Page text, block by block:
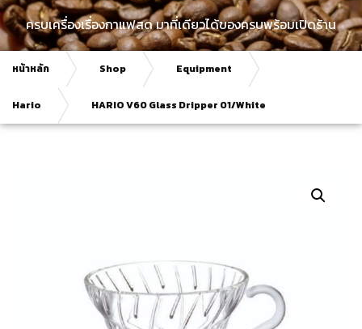
ครบเครื่องเรื่องกาแฟสด มาที่เดียวได้ของครบพร้อมเปิดร้าน
หน้าหลัก Shop Equipment
Hario HARIO V60 Glass Dripper 01/White